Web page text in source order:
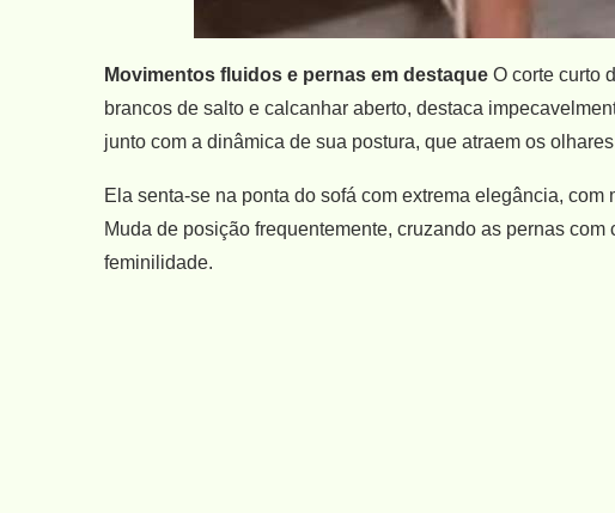
Movimentos fluidos e pernas em destaque O corte curto
brancos de salto e calcanhar aberto, destaca
junto com a dinâmica de sua postura, que atraem os
Ela senta-se na ponta do sofá com extrema elegância,
Muda de posição frequentemente, cruzando as pernas
feminilidade.